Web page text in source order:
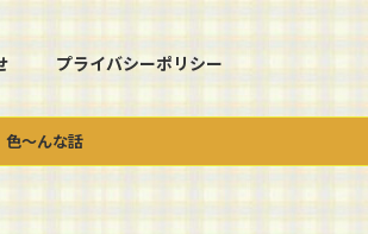
プライバシーポリシー
色～んな話